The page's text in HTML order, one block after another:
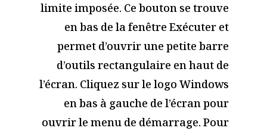
limite imposée. Ce bouton se trouve
en bas de la fenêtre Exécuter et
permet d’ouvrir une petite barre
d’outils rectangulaire en haut de
l’écran. Cliquez sur le logo Windows
en bas à gauche de l’écran pour
ouvrir le menu de démarrage. Pour